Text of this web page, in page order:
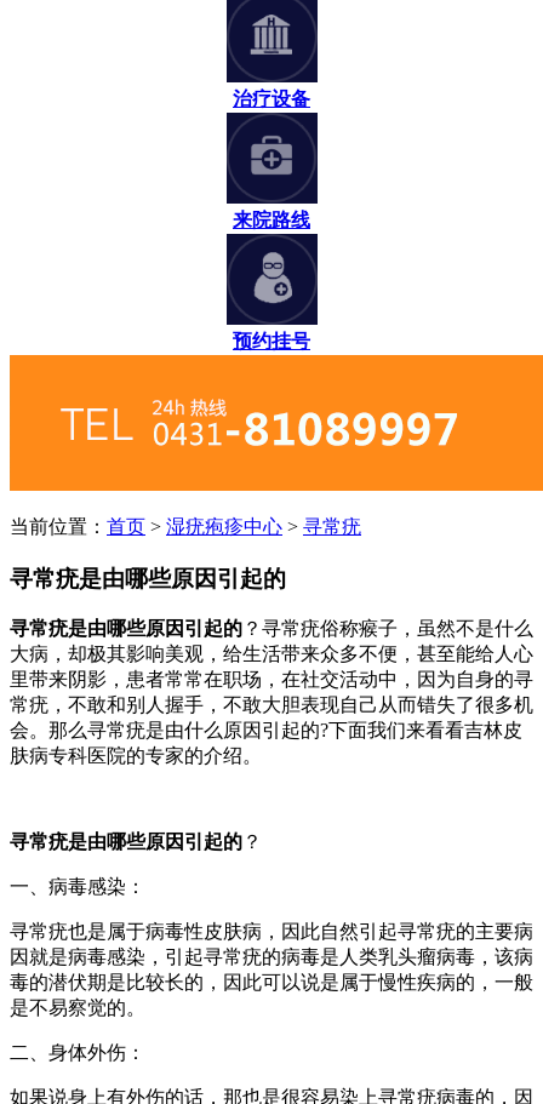
治疗设备
来院路线
预约挂号
当前位置： 首页 > 湿疣疱疹中心 > 寻常疣
寻常疣是由哪些原因引起的
寻常疣是由哪些原因引起的 ？寻常疣俗称瘊子，虽然不是什么
大病，却极其影响美观，给生活带来众多不便，甚至能给人心
里带来阴影，患者常常在职场，在社交活动中，因为自身的寻
常疣，不敢和别人握手，不敢大胆表现自己从而错失了很多机
会。那么寻常疣是由什么原因引起的?下面我们来看看吉林皮
肤病专科医院的专家的介绍。
寻常疣是由哪些原因引起的 ？
一、病毒感染：
寻常疣也是属于病毒性皮肤病，因此自然引起寻常疣的主要病
因就是病毒感染，引起寻常疣的病毒是人类乳头瘤病毒，该病
毒的潜伏期是比较长的，因此可以说是属于慢性疾病的，一般
是不易察觉的。
二、身体外伤：
如果说身上有外伤的话，那也是很容易染上寻常疣病毒的，因